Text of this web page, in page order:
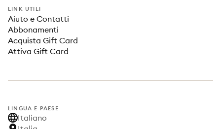
LINK UTILI
Aiuto e Contatti
Abbonamenti
Acquista Gift Card
Attiva Gift Card
LINGUA E PAESE
Italiano